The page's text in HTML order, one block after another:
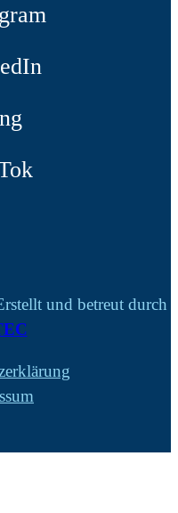
und betreut durch